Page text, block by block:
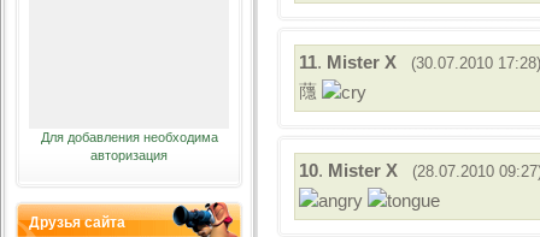
Для добавления необходима
авторизация
Друзья сайта
11. Mister X (30.07.2010 17:28)
蘟
10. Mister X (28.07.2010